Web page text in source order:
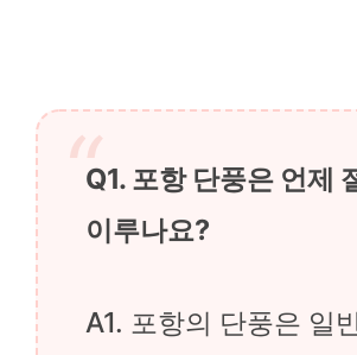
Q1. 포항 단풍은 언제
이루나요?
A1. 포항의 단풍은 일